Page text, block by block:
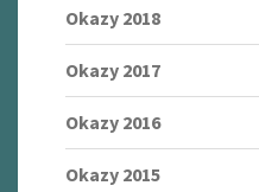
Okazy 2018
Okazy 2017
Okazy 2016
Okazy 2015